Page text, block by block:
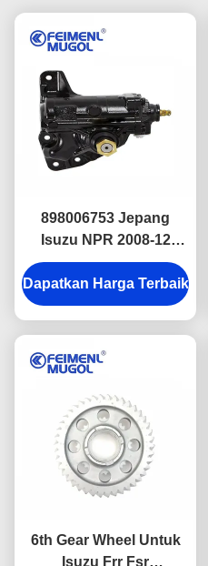
898006753 Jepang
Isuzu NPR 2008-12
Penggantian Gearbox
Steril 898110220
Dapatkan Harga Terbaik
6th Gear Wheel Untuk
Isuzu Frr Fsr